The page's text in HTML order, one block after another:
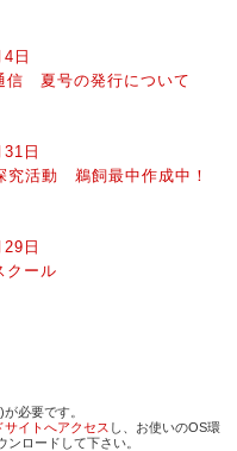
日
信 夏号の発行について
日
活動 鵜飼最中作成中！
日
クール
必要です。
サイトへアクセス し、お使いのOS環
ロードして下さい。